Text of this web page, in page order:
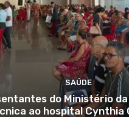
SAÚDE
do Ministério
ao hospital Cynthia